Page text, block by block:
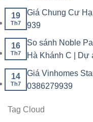
19
Th7
Giá Chung Cư
939
16
Th7
So sánh Noble
Hà Khánh C | Dự
14
Th7
Giá Vinhomes
0386279939
Tag Cloud